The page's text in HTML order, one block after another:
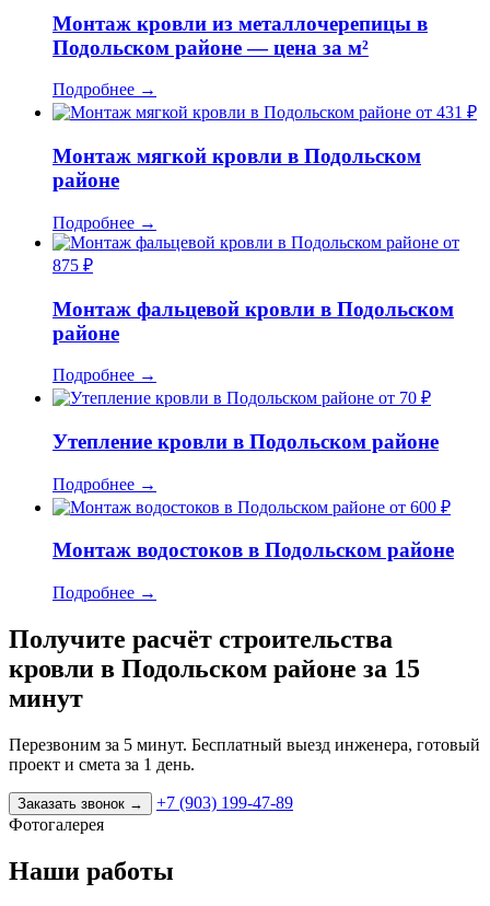
Монтаж кровли из металлочерепицы в
Подольском районе — цена за м²
Подробнее →
от 431 ₽
Монтаж мягкой кровли в Подольском
районе
Подробнее →
от
875 ₽
Монтаж фальцевой кровли в Подольском
районе
Подробнее →
от 70 ₽
Утепление кровли в Подольском районе
Подробнее →
от 600 ₽
Монтаж водостоков в Подольском районе
Подробнее →
Получите расчёт строительства
кровли в Подольском районе за 15
минут
Перезвоним за 5 минут. Бесплатный выезд инженера, готовый
проект и смета за 1 день.
Заказать звонок →
+7 (903) 199-47-89
Фотогалерея
Наши работы